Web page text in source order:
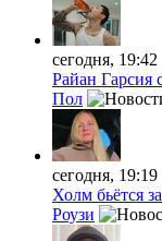
сегодня, 19:42
Райан Гарсия
Пол
сегодня, 19:19
Холм бьётся
Роузи